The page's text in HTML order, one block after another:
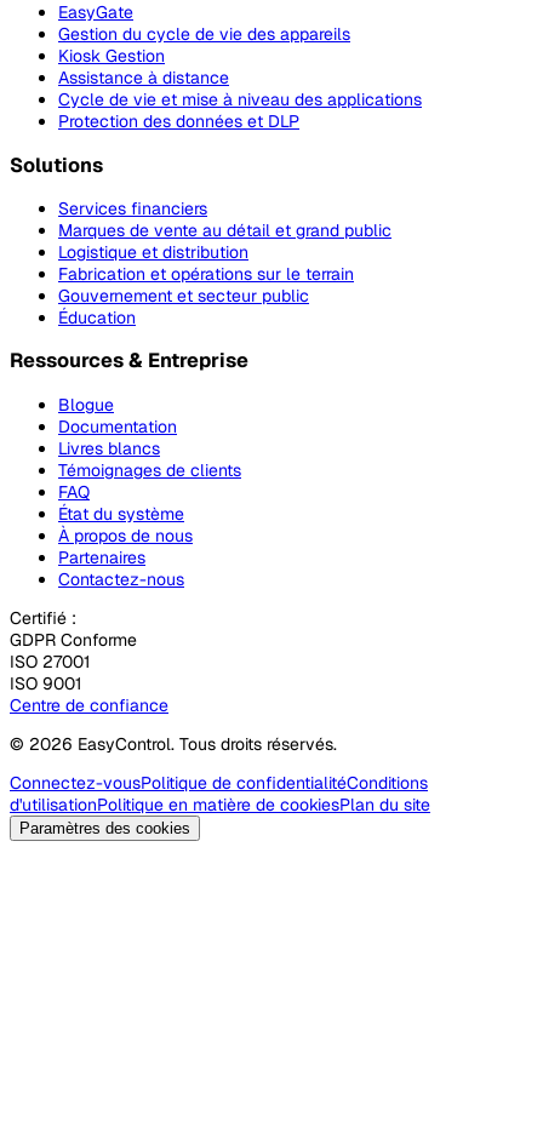
EasyGate
Gestion du cycle de vie des appareils
Kiosk Gestion
Assistance à distance
Cycle de vie et mise à niveau des applications
Protection des données et DLP
Solutions
Services financiers
Marques de vente au détail et grand public
Logistique et distribution
Fabrication et opérations sur le terrain
Gouvernement et secteur public
Éducation
Ressources & Entreprise
Blogue
Documentation
Livres blancs
Témoignages de clients
FAQ
État du système
À propos de nous
Partenaires
Contactez-nous
Certifié :
GDPR Conforme
ISO 27001
ISO 9001
Centre de confiance
© 2026 EasyControl. Tous droits réservés.
Connectez-vousPolitique de confidentialitéConditions
d'utilisationPolitique en matière de cookiesPlan du site
Paramètres des cookies